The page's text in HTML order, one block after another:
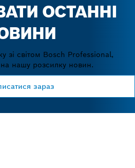
ОСТАННІ
зі світом Bosch Professional,
нашу розсилку новин.
зараз